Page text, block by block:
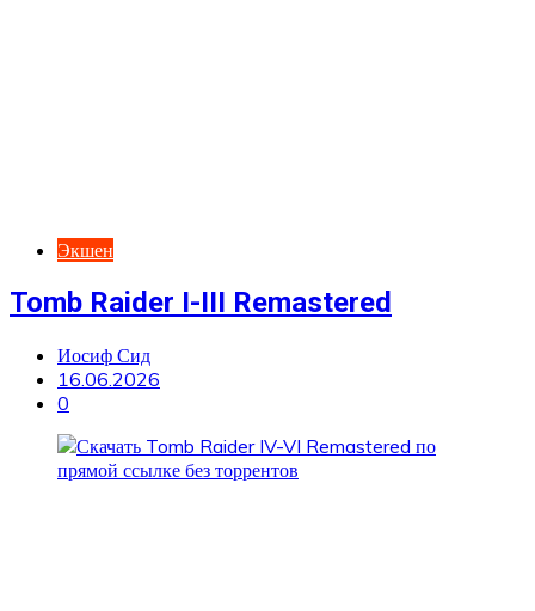
Экшен
Tomb Raider I-III Remastered
Иосиф Сид
16.06.2026
0